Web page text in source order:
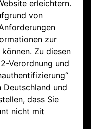
erleichtern.
von
zur
Zu diesen
Verordnung und
Deutschland und
dass Sie
nicht mit